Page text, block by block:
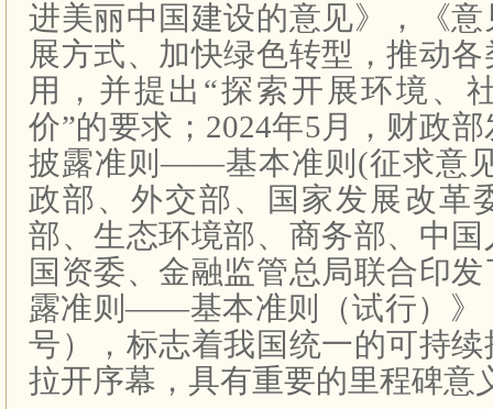
进美丽中国建设的意见》，《
展方式、加快绿色转型，推动
用，并提出“探索开展环境、
价”的要求；2024年5月，财政
披露准则——基本准则(征求意
政部、外交部、国家发展改革
部、生态环境部、商务部、中
国资委、金融监管总局联合印
露准则——基本准则（试行）》
号），标志着我国统一的可持
拉开序幕，具有重要的里程碑意